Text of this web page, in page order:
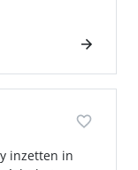
inzetten in